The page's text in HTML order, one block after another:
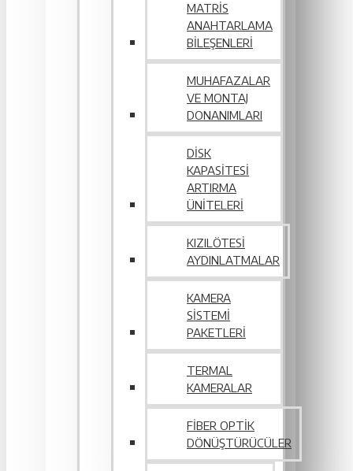
MATRIS
ANAHTARLAMA
BILEŞENLERI
MUHAFAZALAR
VE MONTAJ
DONANIMLARI
DISK
KAPASITESI
ARTIRMA
ÜNITELERI
KIZILÖTESI
AYDINLATMALAR
KAMERA
SISTEMI
PAKETLERI
TERMAL
KAMERALAR
FIBER OPTIK
DÖNÜŞTÜRÜCÜLER